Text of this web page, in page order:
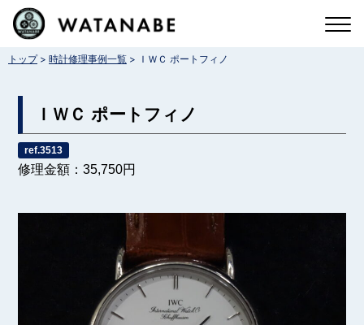
コ
テトップ> 時計修理事例一覧 > ＩＷＣ ポートフィノ
ＩＷＣ ポートフィノ
ref.3513
修理金額：35,750円